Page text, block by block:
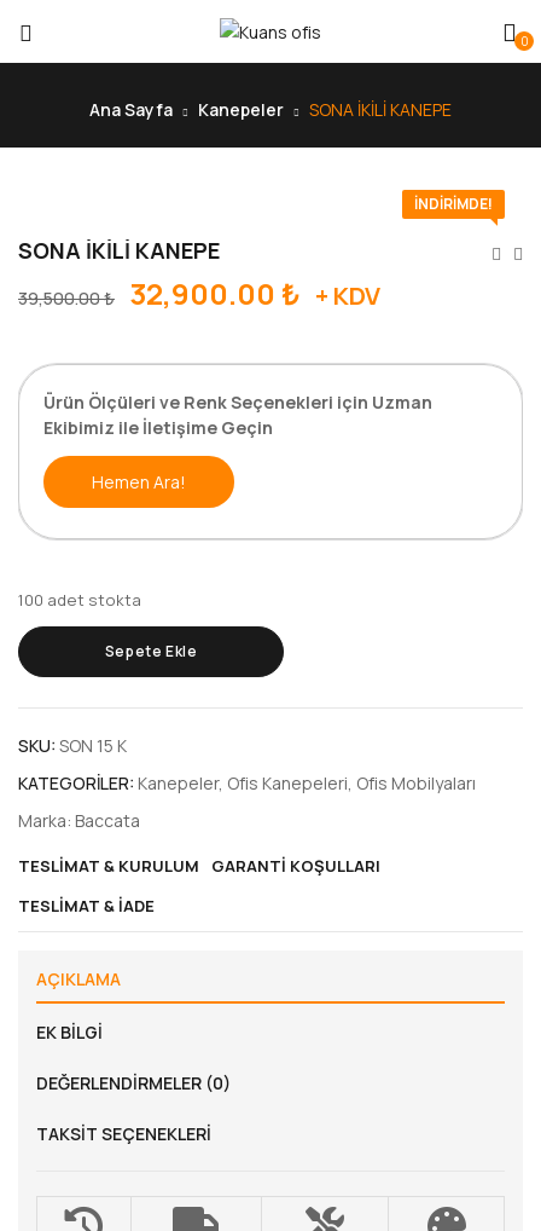
0
Ana Sayfa Kanepeler SONA İKİLİ KANEPE
İNDIRIMDE!
SONA İKİLİ KANEPE
39,500.00₺ 32,900.00 ₺ + KDV
Ürün Ölçüleri ve Renk Seçenekleri için Uzman
Ekibimiz ile İletişime Geçin
Hemen Ara!
100 adet stokta
Sepete Ekle
SKU: SON 15 K
KATEGORILER: Kanepeler, Ofis Kanepeleri, Ofis Mobilyaları
Marka: Baccata
TESLIMAT & KURULUM
GARANTI KOŞULLARI
TESLIMAT & İADE
AÇIKLAMA
EK BILGI
DEĞERLENDIRMELER (0)
TAKSIT SEÇENEKLERI